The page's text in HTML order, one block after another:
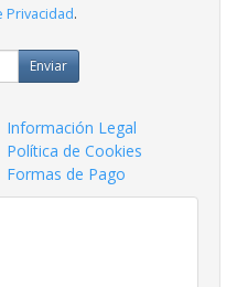
Privacidad.
Enviar
Información Legal
Política de Cookies
Formas de Pago